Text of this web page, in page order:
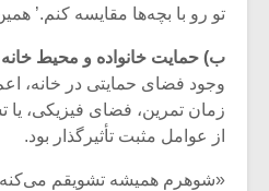
تو رو با بچه‌ها مقایسه کنم.’
ب) حمایت خانواده و محیط خانه
وجود فضای حمایتی در خانه،
زمان تمرین، فضای فیزیکی،
از عوامل مثبت تأثیرگذار بود.
«شوهرم همیشه تشویقم